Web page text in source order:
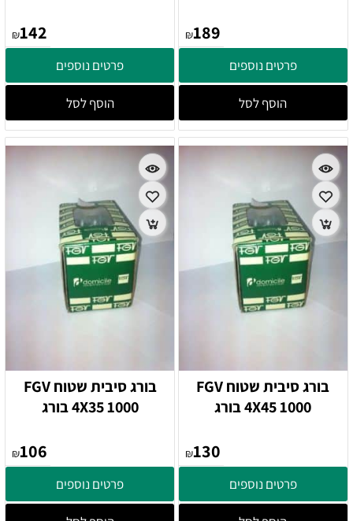
₪189
פרטים נוספים
הוסף לסל
₪142
פרטים נוספים
הוסף לסל
בורג סיבית שטוח FGV
4X45 1000 בורג
₪130
פרטים נוספים
בורג סיבית שטוח FGV
4X35 1000 בורג
₪106
פרטים נוספים